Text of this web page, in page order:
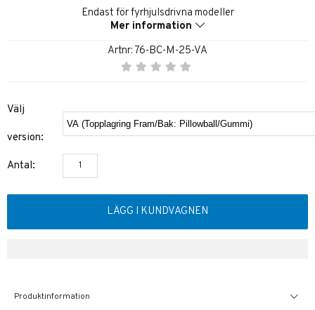
Endast för fyrhjulsdrivna modeller
Mer information
Artnr: 76-BC-M-25-VA
Välj
version:
Antal:
LÄGG I KUNDVAGNEN
Produktinformation